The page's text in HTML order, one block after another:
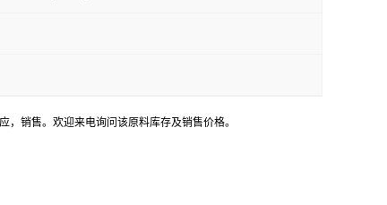
销售。欢迎来电询问该原料库存及销售价格。